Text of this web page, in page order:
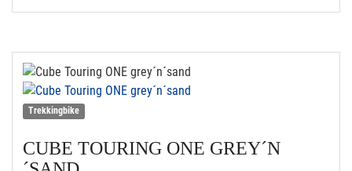
Trekkingbike
CUBE TOURING ONE GREY´N